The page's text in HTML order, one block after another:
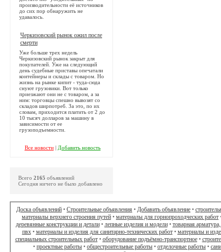
производительности её источников
до сих пор обнаружить не
удавалось.
Черкизовский рынок ожил после
смерти
Уже больше трех недель
Черкизовский рынок закрыт для
покупателей. Уже на следующий
день судебные приставы опечатали
контейнеры и склады с товаром. Но
жизнь на рынке кипит - туда-сюда
снуют грузовики. Вот только
приезжают они не с товаром, а за
ним: торговцы спешно вывозят со
складов ширпотреб. За это, по их
словам, приходится платить от 2 до
10 тысяч долларов за машину в
зависимости от ее
грузоподъемности.
Все новости| Добавить новость
Всего 2165 объявлений
Сегодня ничего не было добавлено
Доска объявлений • Строительные объявления • Добавить объявление •
материалы верхнего строения путей • материалы для горнопроходческих работ
деревянные конструкции и детали• лепные изделия и модели• товарная
пвх• материалы и изделия для санитарно-технических работ• материалы и
специальных строительных работ• оборудование подъёмно-транспортное•
• проектные работы • общестроительные работы • отделочные работы •